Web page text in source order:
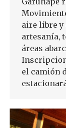
aire libre y
artesanía,
áreas
el camión